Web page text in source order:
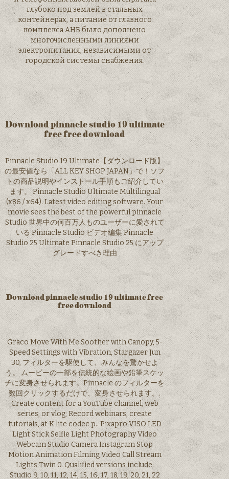
глубоко под землей в стальных
контейнерах, а питание от главного
комплекса АНБ было дополнено
многочисленными линиями
электропитания, независимыми от
городской системы снабжения.
Download pinnacle studio 19 ultimate
free free download
Pinnacle Studio 19 Ultimate【ダウンロード版】
の最安値なら「ALL KEY SHOP JAPAN」で！ソフ
トの商品説明やインストール手順もご紹介してい
ます。 Pinnacle Studio Ultimate Multilingual
(x86 / x64). Latest video editing software. Your
movie sees the best of the powerful pinnacle
Studio 世界中の何百万人ものユーザーに愛されて
いる Pinnacle Studio ビデオ編集 Pinnacle
Studio 25 Ultimate Pinnacle Studio 25 にアップ
グレードすべき理由
Download pinnacle studio 19 ultimate free
free download
Graco Move With Me Soother with Canopy, 5-
Speed Settings with Vibration, Stargazer Jun
30, フィルターを駆使して、みんなを驚かせよ
う。 ムービーの一部を伝統的な絵画や鉛筆スケッ
チに変身させられます。Pinnacle のフィルターを
数回クリックするだけで、変身させられます。.
Create content for a YouTube channel, web
series, or vlog; Record webinars, create
tutorials, at K lite codec p.. Pixapro VISO LED
Light Stick Selfie Light Photography Video
Webcam Studio Camera Instagram Stop
Motion Animation Filming Video Call Stream
Lights Twin 0. Qualified versions include:
Studio 9, 10, 11, 12, 14, 15, 16, 17, 18, 19, 20, 21, 22